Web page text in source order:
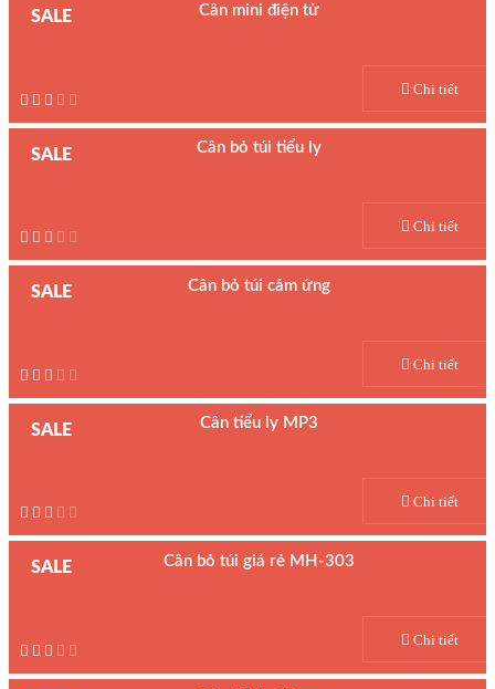
SALE Cân mini điện tử
Bảo hành: 5 năm
Chi tiết
SALE Cân bỏ túi tiểu ly
Bảo hành: 1 năm
Chi tiết
SALE Cân bỏ túi cảm ứng
Bảo hành: 1 năm
Chi tiết
SALE Cân tiểu ly MP3
Bảo hành: 1 năm
Chi tiết
SALE Cân bỏ túi giá rẻ MH-303
Bảo hành: 1 năm
Chi tiết